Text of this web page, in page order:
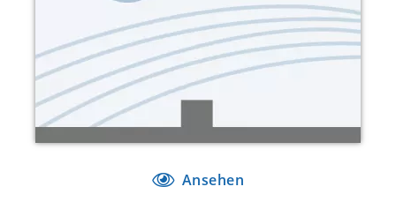
Ansehen